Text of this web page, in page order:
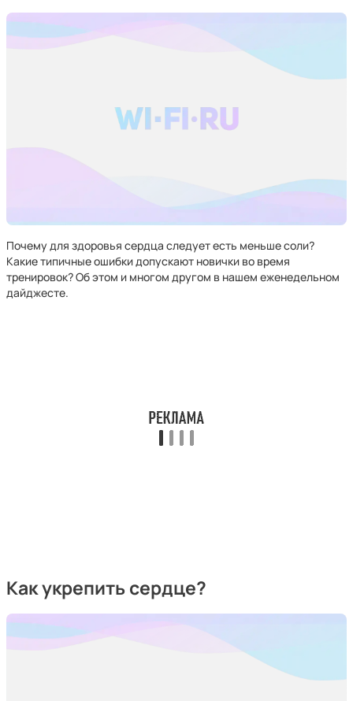
Почему для здоровья сердца следует есть меньше соли?
Какие типичные ошибки допускают новички во время
тренировок? Об этом и многом другом в нашем еженедельном
дайджесте.
Как укрепить сердце?